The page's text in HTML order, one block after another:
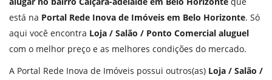
está na Portal Rede Inova de Imóveis em Belo Horizonte. Só
aqui você encontra Loja / Salão / Ponto Comercial aluguel
com o melhor preço e as melhores condições do mercado.
A Portal Rede Inova de Imóveis possui outros(as) Loja / Salão /